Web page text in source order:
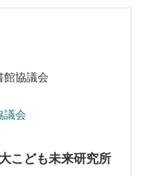
館協議会
議会
こども未来研究所